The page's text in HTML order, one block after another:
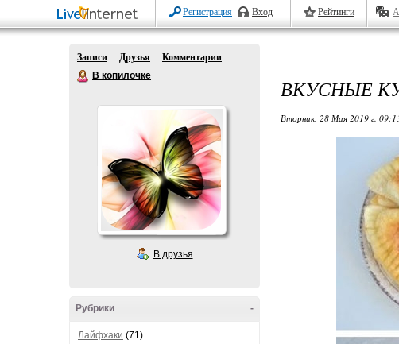
Регистрация Вход Рейтинги
Записи Друзья
Комментарии
В копилочке
В друзья
-
Рубрики
Лайфхаки (71)
ВКУСНЫЕ
Вторник, 28 Мая 2019 г.